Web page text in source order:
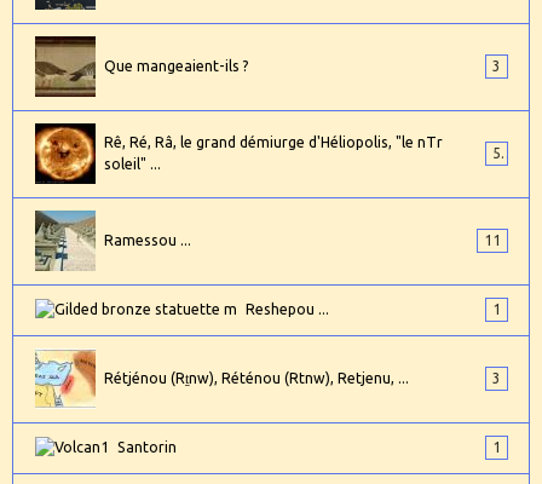
Que mangeaient-ils ? 3
Rê, Ré, Râ, le grand démiurge d'Héliopolis, "le nTr
soleil" ...
5
Ramessou ... 11
Reshepou ... 1
Rétjénou (Rṯnw), Réténou (Rtnw), Retjenu, ... 3
Santorin 1